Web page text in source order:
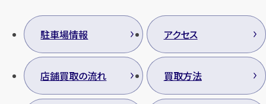
駐車場情報 アクセス
店舗買取の流れ 買取方法